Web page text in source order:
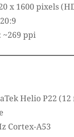
x 1600 pixels
~269 ppi
Helio P22
Cortex-A53